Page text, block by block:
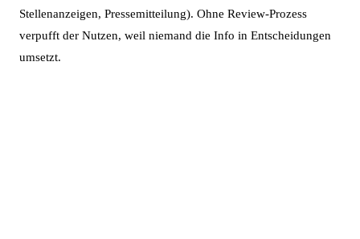
Stellenanzeigen, Pressemitteilung). Ohne Review-Prozess
verpufft der Nutzen, weil niemand die Info in Entscheidungen
umsetzt.